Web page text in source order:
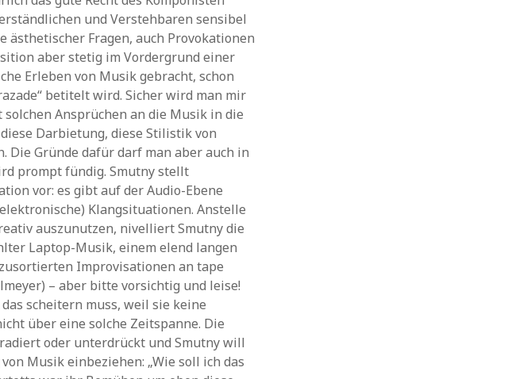
und Verstehbaren sensibel
ästhetischer Fragen, auch Provokationen
aber stetig im Vordergrund einer
Erleben von Musik gebracht, schon
betitelt wird. Sicher wird man mir
Ansprüchen an die Musik in die
Darbietung, diese Stilistik von
Gründe dafür darf man aber auch in
prompt fündig. Smutny stellt
vor: es gibt auf der Audio-Ebene
Klangsituationen. Anstelle
auszunutzen, nivelliert Smutny die
Laptop-Musik, einem elend langen
Improvisationen an tape
– aber bitte vorsichtig und leise!
scheitern muss, weil sie keine
über eine solche Zeitspanne. Die
oder unterdrückt und Smutny will
Musik einbeziehen: „Wie soll ich das